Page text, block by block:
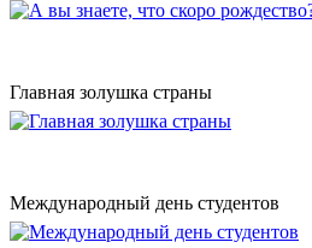
Главная золушка страны
Международный день студентов